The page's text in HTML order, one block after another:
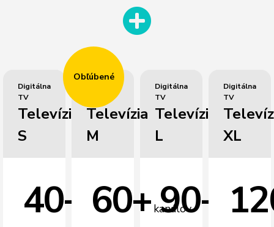
Digitálna
TV
Televízia
S
40+ kanálov
Obľúbené
Televízia
M
60+ kanálov
Digitálna
TV
Televízia
L
90+ kanálov
Digitálna
TV
XL